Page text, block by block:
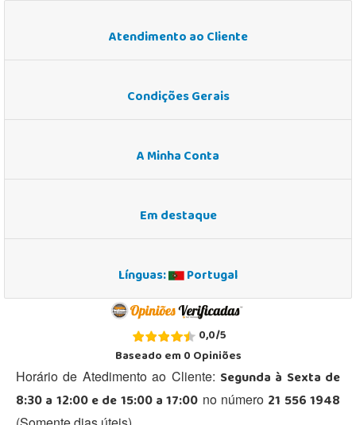
Atendimento ao Cliente
Condições Gerais
A Minha Conta
Em destaque
Línguas: Portugal
0,0/5
Baseado em0Opiniões
Horário de Atedimento ao Cliente: Segunda à Sexta de
8:30 a 12:00 e de 15:00 a 17:00 no número 21 556 1948